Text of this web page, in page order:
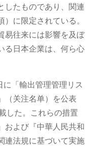
したものであり、関連
に限定されている。
易往来には影響を及ぼ
る日本企業は、何ら心
「輸出管理管理リス
（关注名单）を公表
した。これらの措置
および『中華人民共和
連法規に基づいて実施